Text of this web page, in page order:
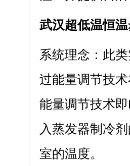
武汉超低温恒
系统理念：
过能量调节技术
能量调节技术即
入蒸发器制冷剂
室的温度。